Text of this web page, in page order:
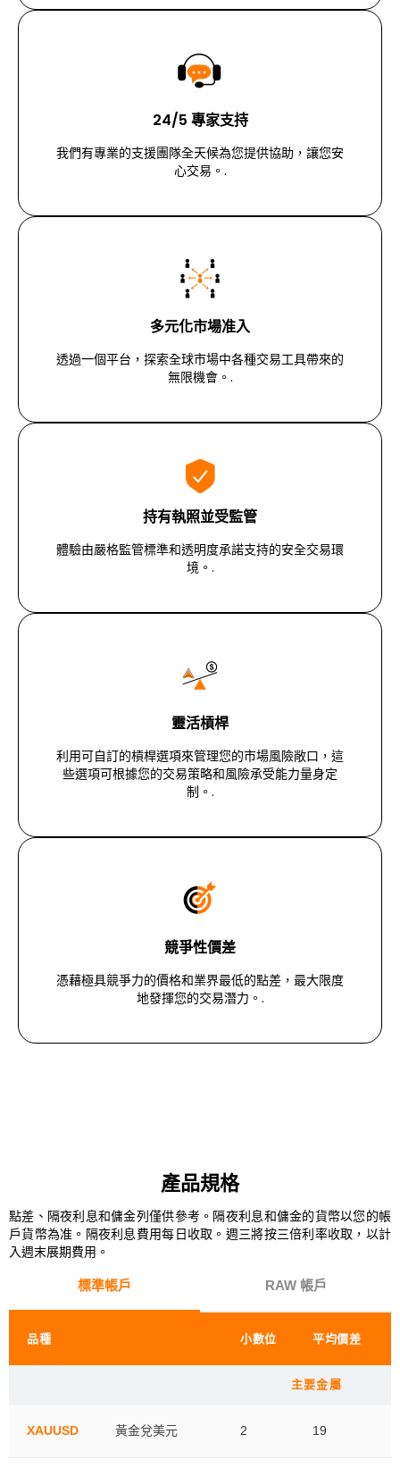
24/5 專家支持
我們有專業的支援團隊全天候為您提供協助，讓您安
心交易。.
多元化市場准入
透過一個平台，探索全球市場中各種交易工具帶來的
無限機會。.
持有執照並受監管
體驗由嚴格監管標準和透明度承諾支持的安全交易環
境。.
靈活槓桿
利用可自訂的槓桿選項來管理您的市場風險敞口，這
些選項可根據您的交易策略和風險承受能力量身定
制。.
競爭性價差
憑藉極具競爭力的價格和業界最低的點差，最大限度
地發揮您的交易潛力。.
產品規格
點差、隔夜利息和傭金列僅供參考。隔夜利息和傭金的貨幣以您的帳
戶貨幣為准。隔夜利息費用每日收取。週三將按三倍利率收取，以計
入週末展期費用。
標準帳戶 RAW 帳戶
品種 小數位 平均價差
主要金屬
XAUUSD 黃金兌美元 2 19